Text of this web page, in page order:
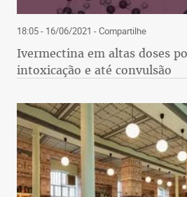
18:05 - 16/06/2021 - Compartilhe
Ivermectina em altas doses
intoxicação e até convulsão